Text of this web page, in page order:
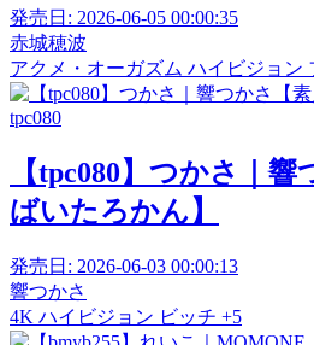
発売日: 2026-06-05 00:00:35
赤城穂波
アクメ・オーガズム ハイビジョン
tpc080
【tpc080】つかさ｜
ばいたろかん】
発売日: 2026-06-03 00:00:13
響つかさ
4K ハイビジョン ビッチ +5